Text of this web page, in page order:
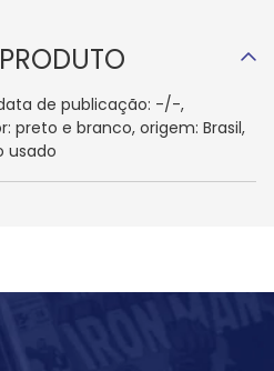
data de publicação: -/-,
preto e branco, origem: Brasil,
usado